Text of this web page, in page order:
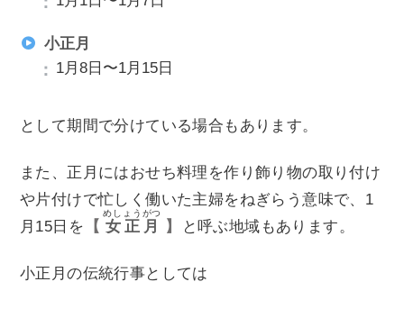
小正月
1月8日〜1月15日
として期間で分けている場合もあります。
また、正月にはおせち料理を作り飾り物の取り付け
や片付けで忙しく働いた主婦をねぎらう意味で、1
月15日を
女正月
めしょうがつ
と呼ぶ地域もあります。
小正月の伝統行事としては